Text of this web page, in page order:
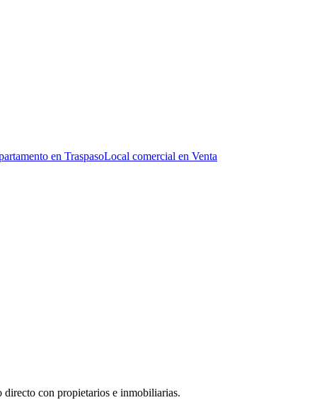
en TraspasoLocal comercial en Venta
directo con propietarios e inmobiliarias.